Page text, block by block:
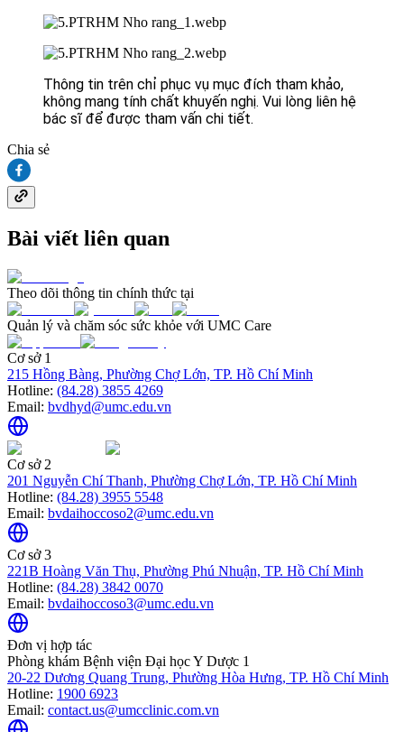
Thông tin trên chỉ phục vụ mục đích tham khảo,
không mang tính chất khuyến nghị. Vui lòng liên hệ
bác sĩ để được tham vấn chi tiết.
Chia sẻ
Bài viết liên quan
Theo dõi thông tin chính thức tại
Quản lý và chăm sóc sức khỏe với UMC Care
Cơ sở 1
215 Hồng Bàng, Phường Chợ Lớn, TP. Hồ Chí Minh
Hotline: (84.28) 3855 4269
Email: bvdhyd@umc.edu.vn
Cơ sở 2
201 Nguyễn Chí Thanh, Phường Chợ Lớn, TP. Hồ Chí Minh
Hotline: (84.28) 3955 5548
Email: bvdaihoccoso2@umc.edu.vn
Cơ sở 3
221B Hoàng Văn Thụ, Phường Phú Nhuận, TP. Hồ Chí Minh
Hotline: (84.28) 3842 0070
Email: bvdaihoccoso3@umc.edu.vn
Đơn vị hợp tác
Phòng khám Bệnh viện Đại học Y Dược 1
20-22 Dương Quang Trung, Phường Hòa Hưng, TP. Hồ Chí Minh
Hotline: 1900 6923
Email: contact.us@umcclinic.com.vn